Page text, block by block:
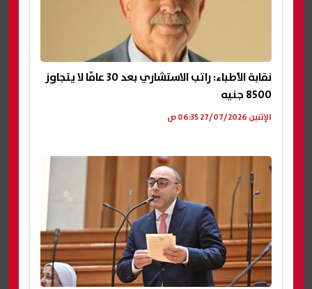
نقابة الأطباء: راتب الاستشاري بعد 30 عامًا لا يتجاوز
8500 جنيه
الإثنين 27/07/2026 06:35 ص